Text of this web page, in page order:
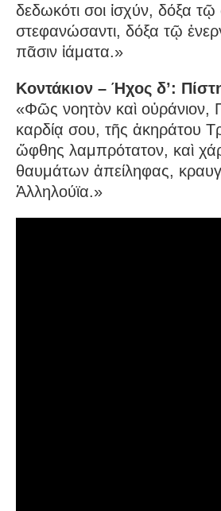
δεδωκότι σοι ἰσχύν, δόξα τῷ
στεφανώσαντι, δόξα τῷ
πᾶσιν ἰάματα.»
Κοντάκιον – Ήχος δ’:
«Φῶς νοητὸν καὶ οὐράνιον,
καρδίᾳ σου, τῆς ἀκηράτου
ὤφθης λαμπρότατον, καὶ
θαυμάτων ἀπείληφας,
Ἀλληλούϊα.»